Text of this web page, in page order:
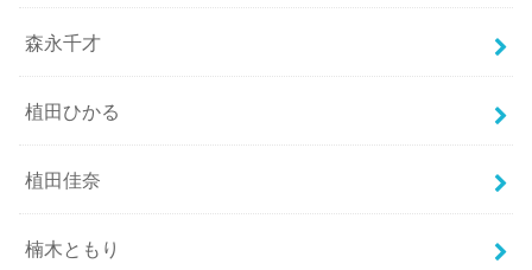
森永千才
植田ひかる
植田佳奈
楠木ともり